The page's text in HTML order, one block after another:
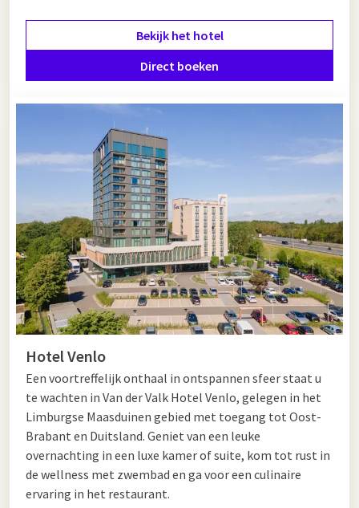
Bezoek ook het Van Abbemuseum, waar u een
indrukwekkende collectie moderne kunst kunt bewonderen,
Museum. Bakel en Eindhoven bieden samen een gevarieerde
Hotel in de buurt van Bakel
Op zoek naar een hotel in de buurt van Bakel? Overweeg een
nachtje weg bij Van der Valk Eindhoven. Dit luxe hotel ligt op
slechts 30 minuten van Bakel en biedt naast een
comfortabele overnachting ook meerdere faciliteiten en
restaurants aan. Bij Van der Valk Eindhoven bent u aan het
juiste adres wanneer u op zoek bent naar een volledig
verzorgde overnachting.
Bekijk het hotel
Direct boeken
Hotel Venlo
Een voortreffelijk onthaal in ontspannen sfeer staat u
te wachten in Van der Valk Hotel Venlo, gelegen in het
Limburgse Maasduinen gebied met toegang tot Oost-
Brabant en Duitsland. Geniet van een leuke
overnachting in een luxe kamer of suite, kom tot rust in
de wellness met zwembad en ga voor een culinaire
ervaring in het restaurant.